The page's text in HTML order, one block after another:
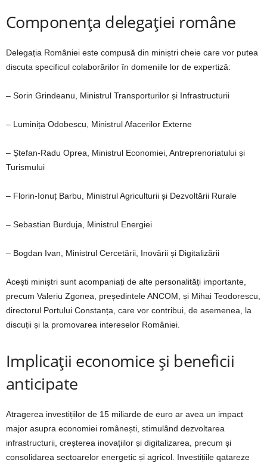
Componența delegației române
Delegația României este compusă din miniștri cheie care vor putea
discuta specificul colaborărilor în domeniile lor de expertiză:
– Sorin Grindeanu, Ministrul Transporturilor și Infrastructurii
– Luminița Odobescu, Ministrul Afacerilor Externe
– Ștefan-Radu Oprea, Ministrul Economiei, Antreprenoriatului și
Turismului
– Florin-Ionuț Barbu, Ministrul Agriculturii și Dezvoltării Rurale
– Sebastian Burduja, Ministrul Energiei
– Bogdan Ivan, Ministrul Cercetării, Inovării și Digitalizării
Acești miniștri sunt acompaniați de alte personalități importante,
precum Valeriu Zgonea, președintele ANCOM, și Mihai Teodorescu,
directorul Portului Constanța, care vor contribui, de asemenea, la
discuții și la promovarea intereselor României.
Implicații economice și beneficii
anticipate
Atragerea investițiilor de 15 miliarde de euro ar avea un impact
major asupra economiei românești, stimulând dezvoltarea
infrastructurii, creșterea inovațiilor și digitalizarea, precum și
consolidarea sectoarelor energetic și agricol. Investițiile qatareze